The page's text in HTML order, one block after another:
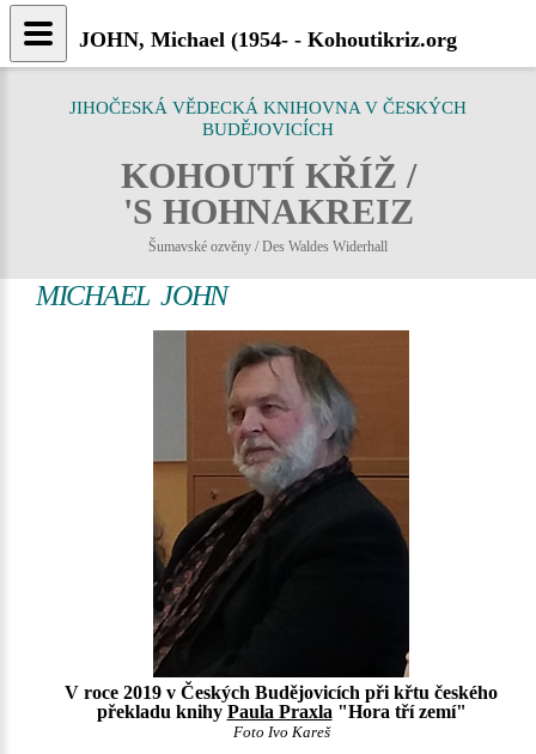
JIHOČESKÁ VĚDECKÁ KNIHOVNA V ČESKÝCH
BUDĚJOVICÍCH
KOHOUTÍ KŘÍŽ /
'S HOHNAKREIZ
Šumavské ozvěny / Des Waldes Widerhall
MICHAEL JOHN
V roce 2019 v Českých Budějovicích při křtu českého
překladu knihy Paula Praxla "Hora tří zemí"
Foto Ivo Kareš
JOHN, Michael (1954- - Kohoutikriz.org